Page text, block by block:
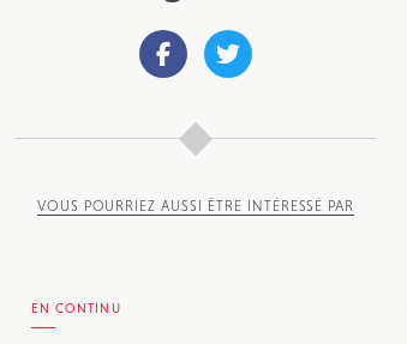
VOUS POURRIEZ AUSSI ÊTRE INTÉRESSÉ PAR
EN CONTINU